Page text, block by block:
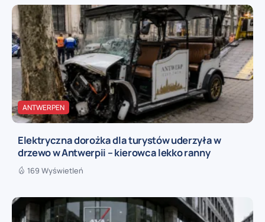
ANTWERPEN
Elektryczna dorożka dla turystów uderzyła w
drzewo w Antwerpii – kierowca lekko ranny
169 Wyświetleń